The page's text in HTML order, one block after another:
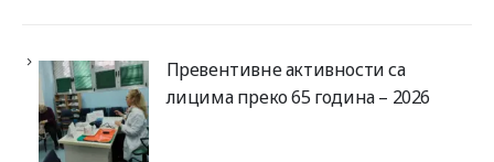
Превентивне активности са
лицима преко 65 година – 2026